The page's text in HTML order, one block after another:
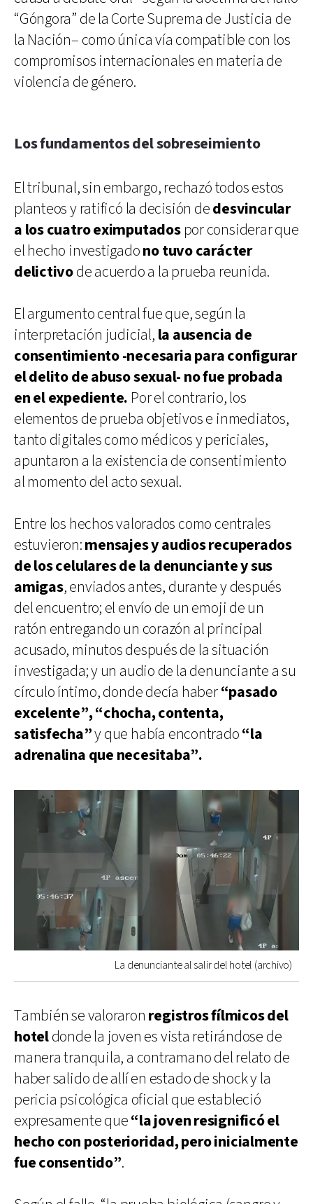
“Góngora” de la Corte Suprema de Justicia de
la Nación– como única vía compatible con los
compromisos internacionales en materia de
violencia de género.
Los fundamentos del sobreseimiento
El tribunal, sin embargo, rechazó todos estos
planteos y ratificó la decisión dedesvincular
a los cuatro eximputadospor considerar que
el hecho investigadono tuvo carácter
delictivode acuerdo a la prueba reunida.
El argumento central fue que, según la
interpretación judicial, la ausencia de
consentimiento -necesaria para configurar
el delito de abuso sexual- no fue probada
en el expediente. Por el contrario, los
elementos de prueba objetivos e inmediatos,
tanto digitales como médicos y periciales,
apuntaron a la existencia de consentimiento
al momento del acto sexual.
Entre los hechos valorados como centrales
estuvieron:mensajes y audios recuperados
de los celulares de la denunciante y sus
amigas, enviados antes, durante y después
del encuentro; el envío de un emoji de un
ratón entregando un corazón al principal
acusado, minutos después de la situación
investigada; y un audio de la denunciante a su
círculo íntimo, donde decía haber“pasado
excelente”, “chocha, contenta,
satisfecha”y que había encontrado“la
adrenalina que necesitaba”.
La denunciante al salir del hotel (archivo)
También se valoraron registros fílmicos del
hoteldonde la joven es vista retirándose de
manera tranquila, a contramano del relato de
haber salido de allí en estado de shock y la
pericia psicológica oficial que estableció
expresamente que“la joven resignificó el
hecho con posterioridad, pero inicialmente
fue consentido”.